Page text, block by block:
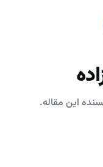
این مقاله.